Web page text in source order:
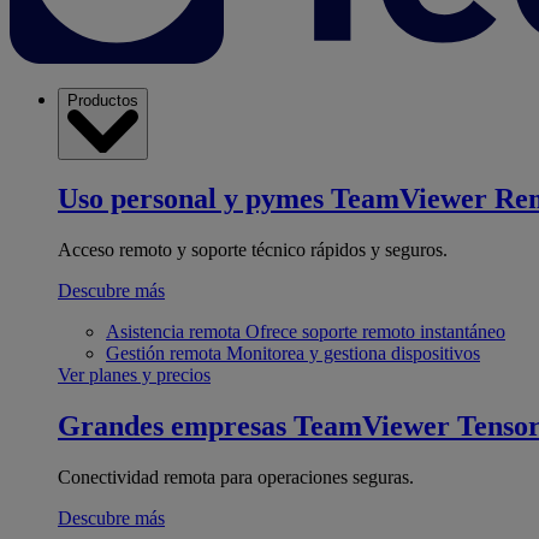
Productos
Uso personal y pymes TeamViewer
Acceso remoto y soporte técnico rápidos y seguros.
Descubre más
Asistencia remota Ofrece soporte remoto instantáneo
Gestión remota Monitorea y gestiona dispositivos
Ver planes y precios
Grandes empresas TeamViewer Tensor
Conectividad remota para operaciones seguras.
Descubre más